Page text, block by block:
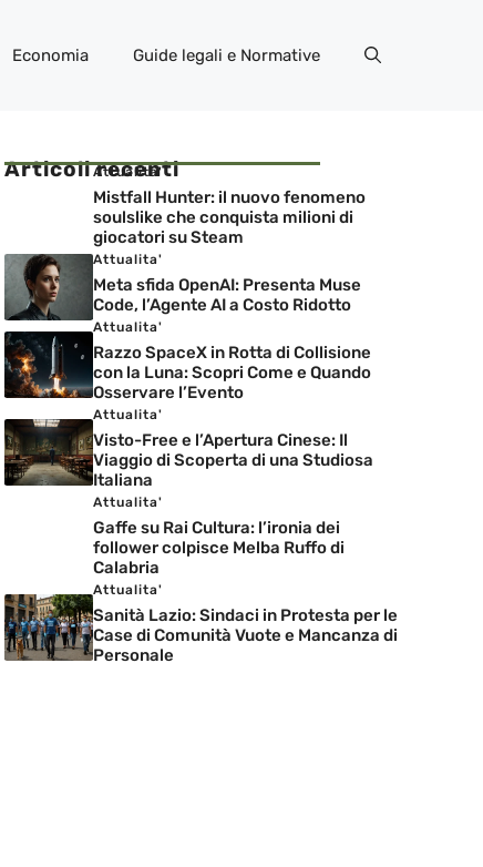
Economia Guide legali e Normative
Articoli recenti
Attualita'
Mistfall Hunter: il nuovo fenomeno
soulslike che conquista milioni di
giocatori su Steam
Attualita'
Meta sfida OpenAI: Presenta Muse
Code, l’Agente AI a Costo Ridotto
Attualita'
Razzo SpaceX in Rotta di Collisione
con la Luna: Scopri Come e Quando
Osservare l’Evento
Attualita'
Visto-Free e l’Apertura Cinese: Il
Viaggio di Scoperta di una Studiosa
Italiana
Attualita'
Gaffe su Rai Cultura: l’ironia dei
follower colpisce Melba Ruffo di
Calabria
Attualita'
Sanità Lazio: Sindaci in Protesta per le
Case di Comunità Vuote e Mancanza di
Personale